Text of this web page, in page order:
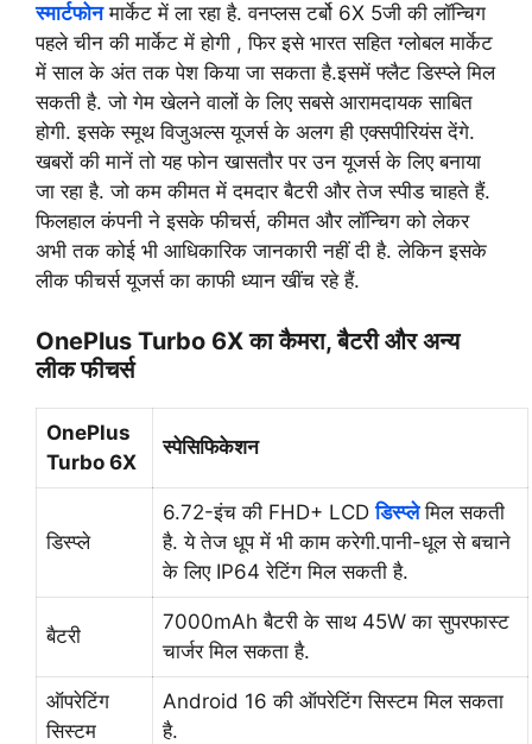
स्मार्टफोन मार्केट में ला रहा है. वनप्लस टर्बो 6X 5जी की लॉन्चिग
पहले चीन की मार्केट में होगी , फिर इसे भारत सहित ग्लोबल मार्केट
में साल के अंत तक पेश किया जा सकता है.इसमें फ्लैट डिस्प्ले मिल
सकती है. जो गेम खेलने वालों के लिए सबसे आरामदायक साबित
होगी. इसके स्मूथ विजुअल्स यूजर्स के अलग ही एक्सपीरियंस देंगे.
खबरों की मानें तो यह फोन खासतौर पर उन यूजर्स के लिए बनाया
जा रहा है. जो कम कीमत में दमदार बैटरी और तेज स्पीड चाहते हैं.
फिलहाल कंपनी ने इसके फीचर्स, कीमत और लॉन्चिग को लेकर
अभी तक कोई भी आधिकारिक जानकारी नहीं दी है. लेकिन इसके
लीक फीचर्स यूजर्स का काफी ध्यान खींच रहे हैं.
OnePlus Turbo 6X का कैमरा, बैटरी और अन्य
लीक फीचर्स
OnePlus
Turbo 6X
स्पेसिफिकेशन
डिस्प्ले
6.72-इंच की FHD+ LCDडिस्प्लेमिल सकती
है. ये तेज धूप में भी काम करेगी.पानी-धूल से बचाने
के लिए IP64 रेटिंग मिल सकती है.
बैटरी
7000mAh बैटरी के साथ 45W का सुपरफास्ट
चार्जर मिल सकता है.
ऑपरेटिंग
सिस्टम
Android 16 की ऑपरेटिंग सिस्टम मिल सकता
है.